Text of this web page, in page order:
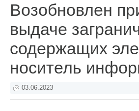
Возобновлен
выдаче
содержащих
носитель
03.06.2023